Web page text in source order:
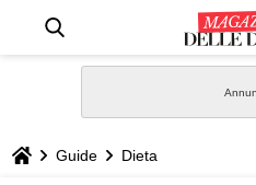
Guide Dieta